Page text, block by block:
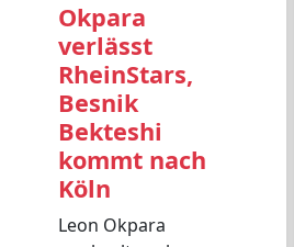
Okpara
verlässt
RheinStars,
Besnik
Bekteshi
kommt nach
Köln
Leon Okpara